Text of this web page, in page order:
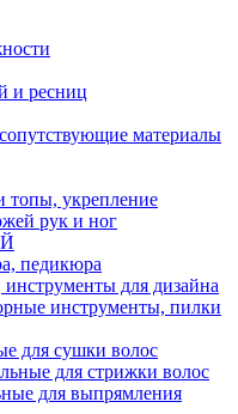
и ресниц
материалы
топы, укрепление
рук и ног
педикюра
для дизайна
инструменты, пилки
для сушки волос
для стрижки волос
для выпрямления